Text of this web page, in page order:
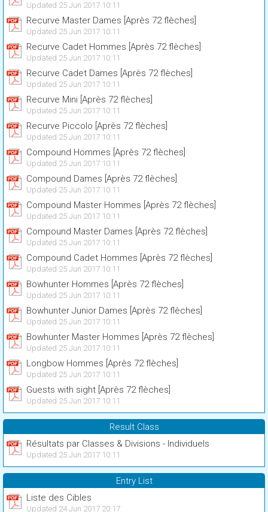
Updated 25 Jun 2017 10:11
Recurve Master Dames [Après 72 flèches]
Updated 25 Jun 2017 10:11
Recurve Cadet Hommes [Après 72 flèches]
Updated 25 Jun 2017 10:11
Recurve Cadet Dames [Après 72 flèches]
Updated 25 Jun 2017 10:11
Recurve Mini [Après 72 flèches]
Updated 25 Jun 2017 10:11
Recurve Piccolo [Après 72 flèches]
Updated 25 Jun 2017 10:11
Compound Hommes [Après 72 flèches]
Updated 25 Jun 2017 10:11
Compound Dames [Après 72 flèches]
Updated 25 Jun 2017 10:11
Compound Master Hommes [Après 72 flèches]
Updated 25 Jun 2017 10:11
Compound Master Dames [Après 72 flèches]
Updated 25 Jun 2017 10:11
Compound Cadet Hommes [Après 72 flèches]
Updated 25 Jun 2017 10:11
Bowhunter Hommes [Après 72 flèches]
Updated 25 Jun 2017 10:11
Bowhunter Junior Dames [Après 72 flèches]
Updated 25 Jun 2017 10:11
Bowhunter Master Hommes [Après 72 flèches]
Updated 25 Jun 2017 10:11
Longbow Hommes [Après 72 flèches]
Updated 25 Jun 2017 10:11
Guests with sight [Après 72 flèches]
Updated 25 Jun 2017 10:11
Result Class
Résultats par Classes & Divisions - Individuels
Updated 25 Jun 2017 10:11
Entry List
Liste des Cibles
Updated 24 Jun 2017 20:17